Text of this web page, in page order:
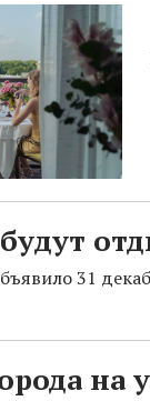
31
на